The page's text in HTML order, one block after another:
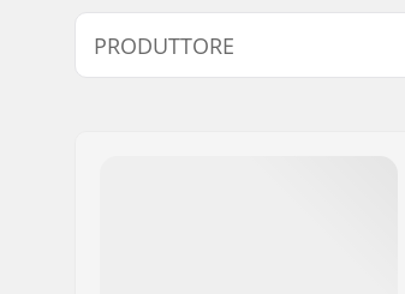
Mozzo:
Diametro perno ruota:
Numero di raggi:
PRODUTTORE